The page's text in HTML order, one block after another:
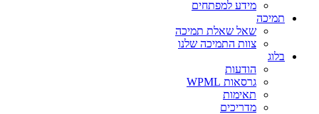
מידע למפתחים
תמיכה
שאל שאלת תמיכה
צוות התמיכה שלנו
בלוג
הודעות
גרסאות WPML
תאימות
מדריכים